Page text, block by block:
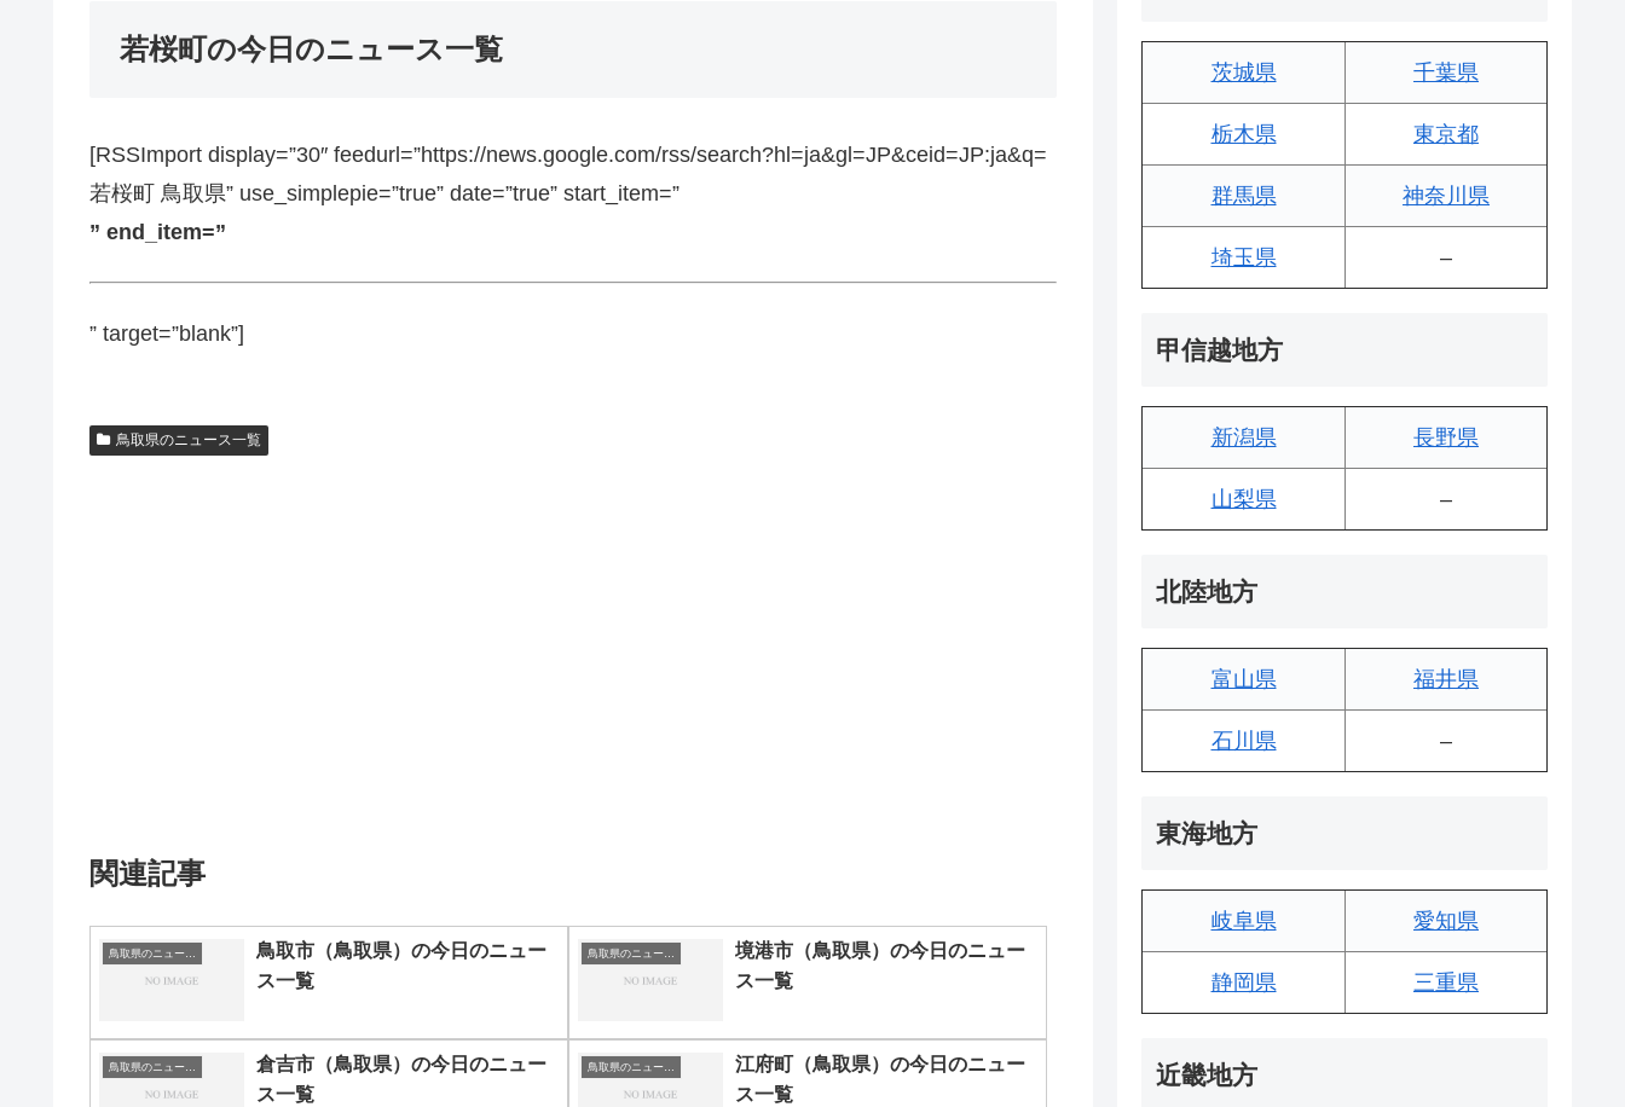
若桜町の今日のニュース一覧
[RSSImport display=”30″ feedurl=”https://news.google.com/rss/search?hl=ja&gl=JP&ceid=JP:ja&q=
若桜町 鳥取県” use_simplepie=”true” date=”true” start_item=”
” end_item=”
” target=”blank”]
鳥取県のニュース一覧
関連記事
鳥取県のニュース一覧
鳥取市（鳥取県）の今日のニュー
ス一覧
鳥取県のニュース一覧
境港市（鳥取県）の今日のニュー
ス一覧
鳥取県のニュース一覧
倉吉市（鳥取県）の今日のニュー
ス一覧
鳥取県のニュース一覧
江府町（鳥取県）の今日のニュー
ス一覧
茨城県 千葉県
栃木県 東京都
群馬県 神奈川県
埼玉県 –
甲信越地方
新潟県 長野県
山梨県 –
北陸地方
富山県 福井県
石川県 –
東海地方
岐阜県 愛知県
静岡県 三重県
近畿地方